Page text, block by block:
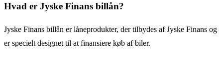
Hvad er Jyske Finans billån?
Jyske Finans billån er låneprodukter, der tilbydes af Jyske Finans og
er specielt designet til at finansiere køb af biler.